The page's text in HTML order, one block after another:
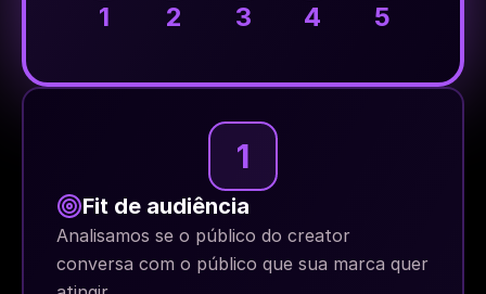
1 2 3 4 5
1
Fit de audiência
Analisamos se o público do creator
conversa com o público que sua marca quer